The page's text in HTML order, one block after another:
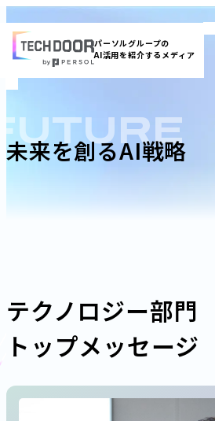
容
を
ス
プ
パーソルグループの
AI活用を紹介するメディア
未来を創るAI戦略
テクノロジー部門
トップメッセージ